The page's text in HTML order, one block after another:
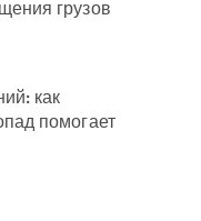
грузов
как
помогает